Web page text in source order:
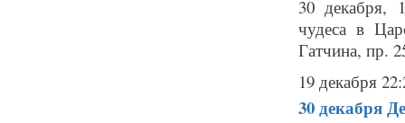
30 декабря,
чудеса в
Гатчина, пр.
19 декабря
30 декабря